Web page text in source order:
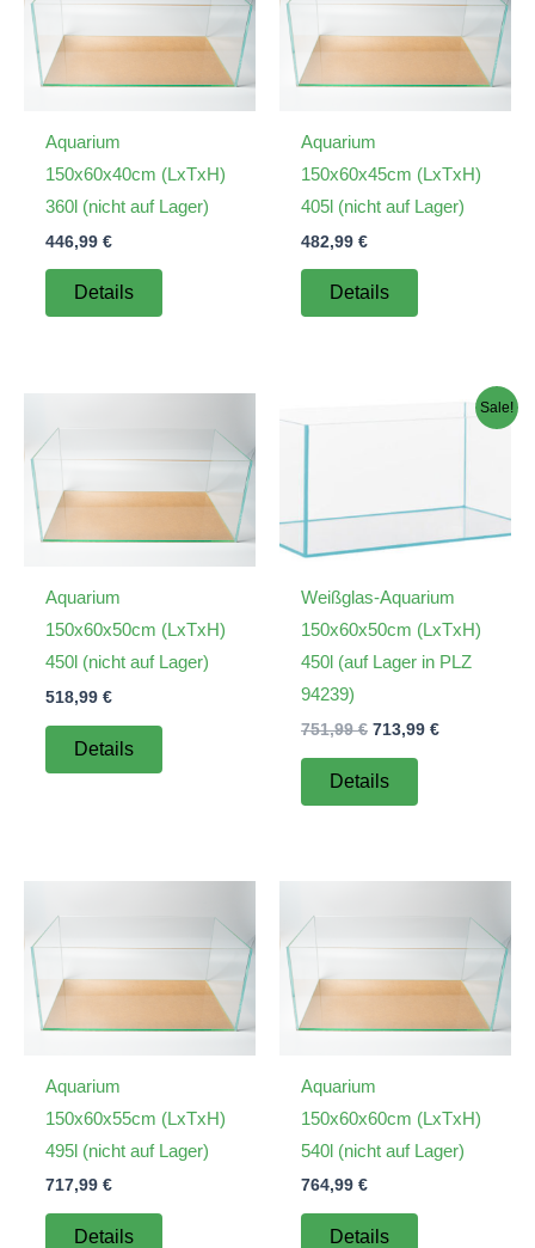
Aquarium
150x60x40cm (LxTxH)
360l (nicht auf Lager)
446,99 €
Details
Aquarium
150x60x45cm (LxTxH)
405l (nicht auf Lager)
482,99 €
Details
Aquarium
150x60x50cm (LxTxH)
450l (nicht auf Lager)
518,99 €
Details
Sale!
Weißglas-Aquarium
150x60x50cm (LxTxH)
450l (auf Lager in PLZ
94239)
751,99€ Ursprünglicher
751,99 €
713,99 €Aktueller
Details
Aquarium
150x60x55cm (LxTxH)
495l (nicht auf Lager)
717,99 €
Details
Aquarium
150x60x60cm (LxTxH)
540l (nicht auf Lager)
764,99 €
Details